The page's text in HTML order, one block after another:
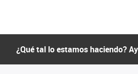
¿Qué tal lo estamos haciendo?